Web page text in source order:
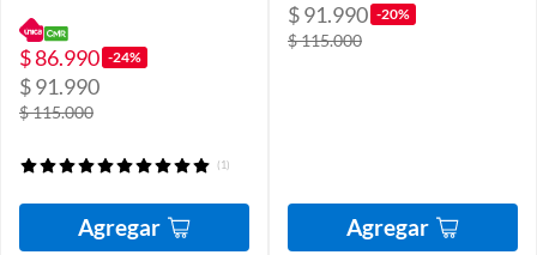
$ 86.990 -24%
$ 91.990
$ 115.000
(1)
Agregar
$ 91.990 -20%
$ 115.000
Agregar